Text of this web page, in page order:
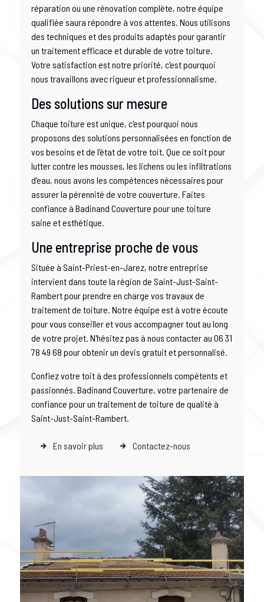
réparation ou une rénovation complète, notre équipe
qualifiée saura répondre à vos attentes. Nous utilisons
des techniques et des produits adaptés pour garantir
un traitement efficace et durable de votre toiture.
Votre satisfaction est notre priorité, c'est pourquoi
nous travaillons avec rigueur et professionnalisme.
Des solutions sur mesure
Chaque toiture est unique, c'est pourquoi nous
proposons des solutions personnalisées en fonction de
vos besoins et de l'état de votre toit. Que ce soit pour
lutter contre les mousses, les lichens ou les infiltrations
d'eau, nous avons les compétences nécessaires pour
assurer la pérennité de votre couverture. Faites
confiance à Badinand Couverture pour une toiture
saine et esthétique.
Une entreprise proche de vous
Située à Saint-Priest-en-Jarez, notre entreprise
intervient dans toute la région de Saint-Just-Saint-
Rambert pour prendre en charge vos travaux de
traitement de toiture. Notre équipe est à votre écoute
pour vous conseiller et vous accompagner tout au long
de votre projet. N'hésitez pas à nous contacter au 06 31
78 49 68 pour obtenir un devis gratuit et personnalisé.
Confiez votre toit à des professionnels compétents et
passionnés. Badinand Couverture, votre partenaire de
confiance pour un traitement de toiture de qualité à
Saint-Just-Saint-Rambert.
En savoir plus Contactez-nous